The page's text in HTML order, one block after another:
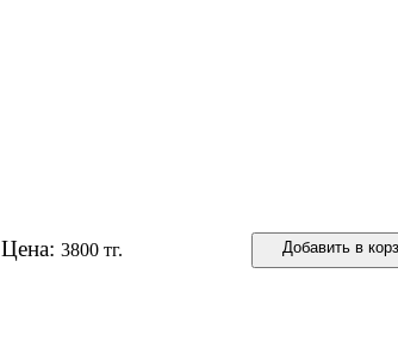
Цена: 3800 тг.